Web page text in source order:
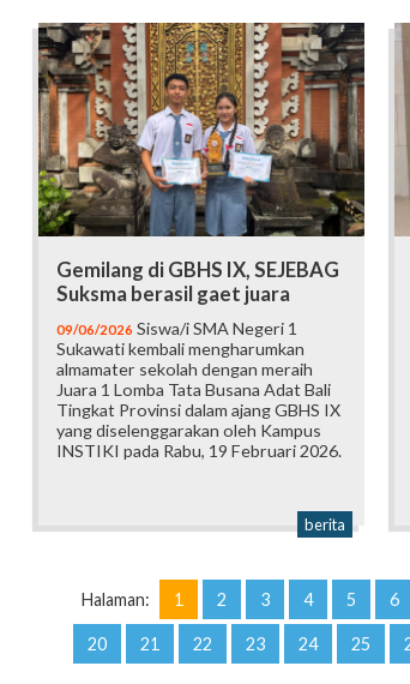
Gemilang di GBHS IX, SEJEBAG
Suksma berasil gaet juara
09/06/2026 Siswa/i SMA Negeri 1
Sukawati kembali mengharumkan
almamater sekolah dengan meraih
Juara 1 Lomba Tata Busana Adat Bali
Tingkat Provinsi dalam ajang GBHS IX
yang diselenggarakan oleh Kampus
INSTIKI pada Rabu, 19 Februari 2026.
berita
Halaman: 1 2 3 4 5 6
20 21 22 23 24 25